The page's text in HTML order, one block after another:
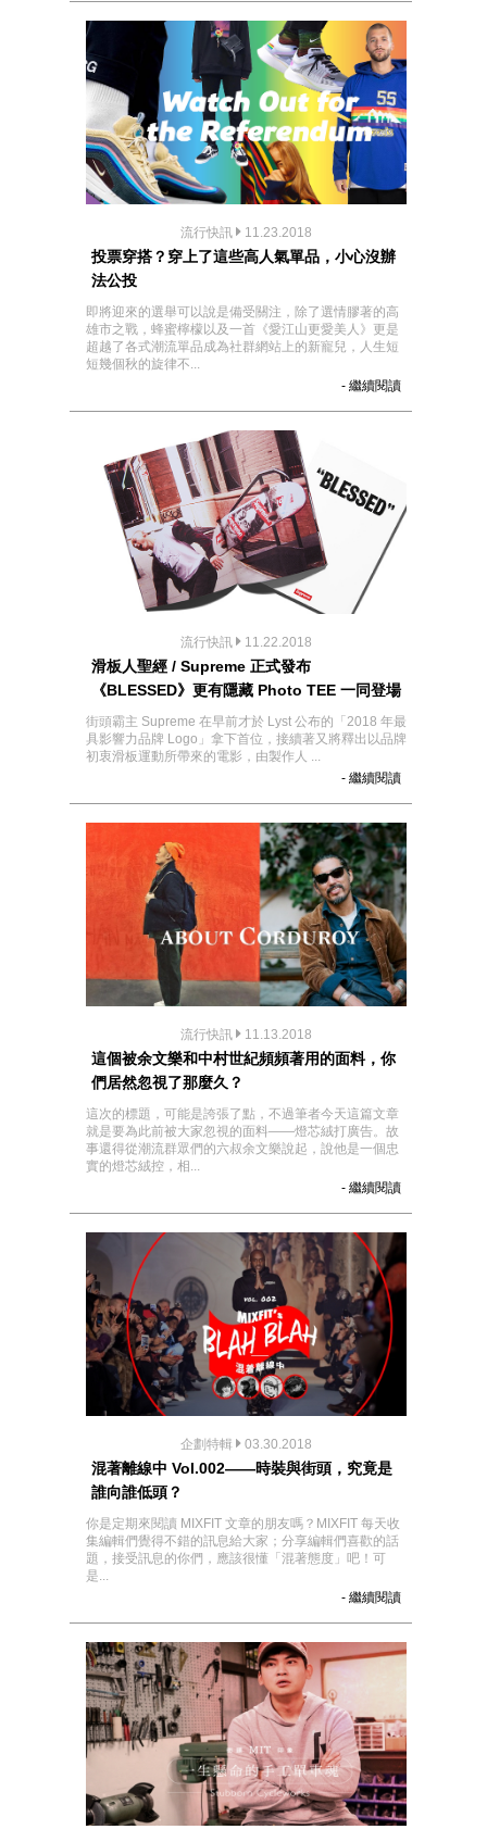
流行快訊 11.23.2018
投票穿搭？穿上了這些高人氣單品，小心沒辦
法公投
即將迎來的選舉可以說是備受關注，除了選情膠著的高
雄市之戰，蜂蜜檸檬以及一首《愛江山更愛美人》更是
超越了各式潮流單品成為社群網站上的新寵兒，人生短
短幾個秋的旋律不...
- 繼續閱讀
流行快訊 11.22.2018
滑板人聖經 / Supreme 正式發布
《BLESSED》更有隱藏 Photo TEE 一同登場
街頭霸主 Supreme 在早前才於 Lyst 公布的「2018 年最
具影響力品牌 Logo」拿下首位，接續著又將釋出以品牌
初衷滑板運動所帶來的電影，由製作人 ...
- 繼續閱讀
流行快訊 11.13.2018
這個被余文樂和中村世紀頻頻著用的面料，你
們居然忽視了那麼久？
這次的標題，可能是誇張了點，不過筆者今天這篇文章
就是要為此前被大家忽視的面料——燈芯絨打廣告。故
事還得從潮流群眾們的六叔余文樂說起，說他是一個忠
實的燈芯絨控，相...
- 繼續閱讀
企劃特輯 03.30.2018
混著離線中 Vol.002——時裝與街頭，究竟是
誰向誰低頭？
你是定期來閱讀 MIXFIT 文章的朋友嗎？MIXFIT 每天收
集編輯們覺得不錯的訊息給大家；分享編輯們喜歡的話
題，接受訊息的你們，應該很懂「混著態度」吧！可
是...
- 繼續閱讀